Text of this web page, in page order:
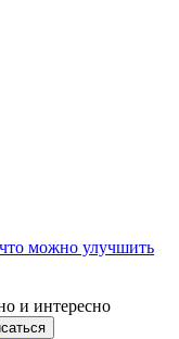
можно улучшить
и интересно